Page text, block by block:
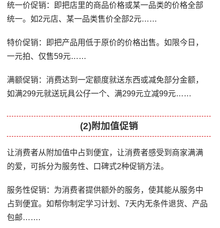
统一价促销：即把店里的商品价格或某一品类的价格全部
统一。如2元店、某一品类售价全部2元……
特价促销：即把产品用低于原价的价格出售。如限今日，
一元拍、仅售59元……
满额促销：消费达到一定额度就送东西或减免部分金额，
如满299元就送玩具公仔一个、满299元立减99元……
(2)附加值促销
让消费者从附加值中占到便宜，让消费者感受到商家满满
的爱，可拆分为服务性、口碑式2种促销方法。
服务性促销：为消费者提供额外的服务，使其能从服务中
占到便宜。如帮你制定学习计划、7天内无条件退货、产品
包邮…….